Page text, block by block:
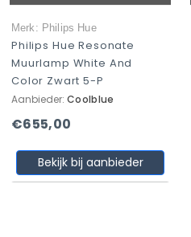
Merk: Philips Hue
Philips Hue Resonate
Muurlamp White And
Color Zwart 5-P
Aanbieder: Coolblue
€655,00
Bekijk bij aanbieder